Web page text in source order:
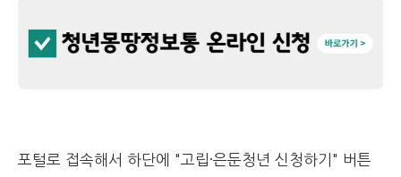
포털로 접속해서 하단에 "고립·은둔청년 신청하기" 버튼